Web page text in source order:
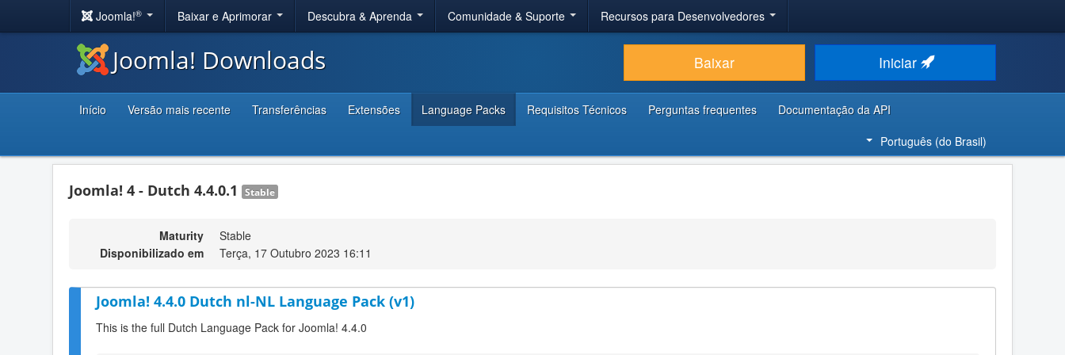
Joomla!® Baixar e Aprimorar Descubra & Aprenda Comunidade & Suporte Recursos para Desenvolvedores
Joomla! Downloads Baixar Iniciar
Início Versão mais recente Transferências Extensões Language Packs Requisitos Técnicos Perguntas frequentes
Documentação da API
Português (do Brasil)
Joomla! 4 - Dutch 4.4.0.1 Stable
Maturity
Stable
Disponibilizado em
Terça, 17 Outubro 2023 16:11
Joomla! 4.4.0 Dutch nl-NL Language Pack (v1)
This is the full Dutch Language Pack for Joomla! 4.4.0